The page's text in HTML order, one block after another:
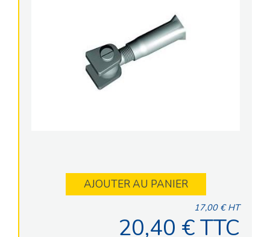
AJOUTER AU PANIER
17,00 € HT
20,40 € TTC